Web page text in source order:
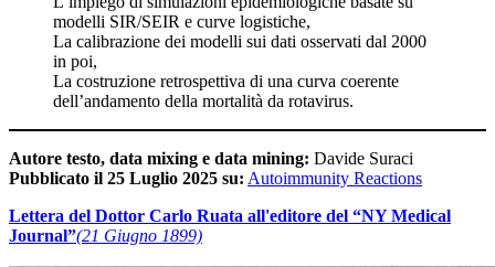
modelli SIR/SEIR e curve logistiche,
La calibrazione dei modelli sui dati osservati dal 2000
in poi,
La costruzione retrospettiva di una curva coerente
dell’andamento della mortalità da rotavirus.
Autore testo, data mixing e data mining: Davide Suraci
Pubblicato il 25 Luglio 2025 su: Autoimmunity Reactions
Lettera del Dottor Carlo Ruata all'editore del “NY Medical
Journal”(21 Giugno 1899)